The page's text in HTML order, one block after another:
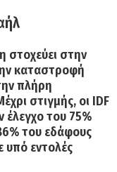
στοχεύει στην
καταστροφή
πλήρη
στιγμής, οι IDF
έλεγχο του 75%
του εδάφους
υπό εντολές